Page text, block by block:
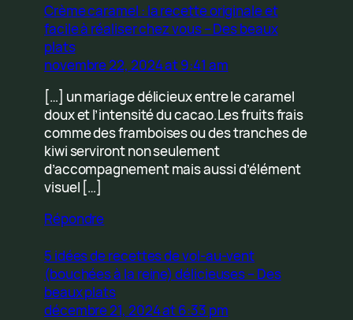
Crème caramel : la recette originale et
facile à réaliser chez vous – Des beaux
plats
novembre 22, 2024 at 9:41 am
[…] un mariage délicieux entre le caramel
doux et l’intensité du cacao.Les fruits frais
comme des framboises ou des tranches de
kiwi serviront non seulement
d’accompagnement mais aussi d’élément
visuel […]
Répondre
5 idées de recettes de vol-au-vent
(bouchées à la reine) délicieuses – Des
beaux plats
décembre 21, 2024 at 6:33 pm